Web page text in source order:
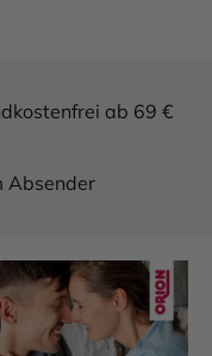
ab 69 €
Absender